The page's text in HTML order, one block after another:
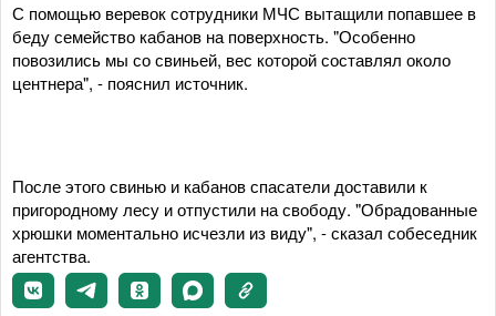
С помощью веревок сотрудники МЧС вытащили попавшее в
беду семейство кабанов на поверхность. "Особенно
повозились мы со свиньей, вес которой составлял около
центнера", - пояснил источник.
После этого свинью и кабанов спасатели доставили к
пригородному лесу и отпустили на свободу. "Обрадованные
хрюшки моментально исчезли из виду", - сказал собеседник
агентства.